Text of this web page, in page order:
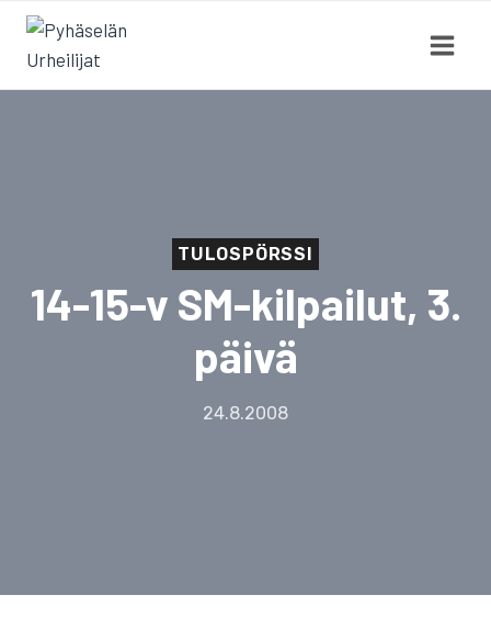
Siirry
sisältöön
TULOSPÖRSSI
14-15-v SM-kilpailut, 3.
päivä
24.8.2008